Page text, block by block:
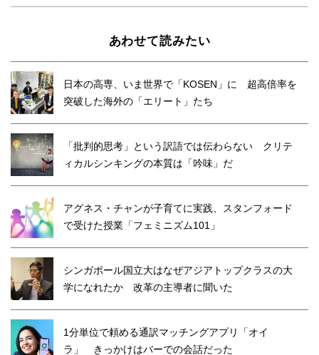
あわせて読みたい
日本の高専、いま世界で「KOSEN」に 超高倍率を
突破した海外の「エリート」たち
「批判的思考」という訳語では伝わらない クリテ
ィカルシンキングの本質は「吟味」だ
アグネス・チャンが子育てに実践、スタンフォード
で受けた授業「フェミニズム101」
シンガポール国立大はなぜアジアトップクラスの大
学になれたか 改革の主導者に聞いた
1分単位で頼める通訳マッチングアプリ「オイ
ラ」 きっかけはバーでの会話だった